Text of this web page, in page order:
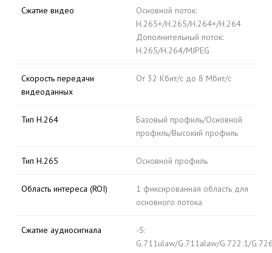
Сжатие видео
Основной поток:
H.265+/H.265/H.264+/H.264
Дополнительный поток:
H.265/H.264/MJPEG
Скорость передачи
видеоданных
От 32 Кбит/с до 8 Мбит/с
Тип H.264
Базовый профиль/Основной
профиль/Высокий профиль
Тип H.265 Основной профиль
Область интереса (ROI)
1 фиксированная область для
основного потока
Сжатие аудиосигнала
-S:
G.711ulaw/G.711alaw/G.722.1/